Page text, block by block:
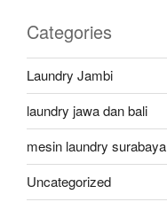
Categories
Laundry Jambi
laundry jawa dan bali
mesin laundry surabaya
Uncategorized